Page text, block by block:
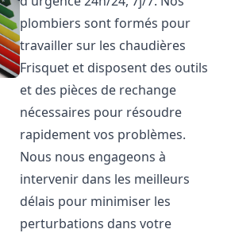
plombiers sont formés pour
travailler sur les chaudières
Frisquet et disposent des outils
et des pièces de rechange
nécessaires pour résoudre
rapidement vos problèmes.
Nous nous engageons à
intervenir dans les meilleurs
délais pour minimiser les
perturbations dans votre